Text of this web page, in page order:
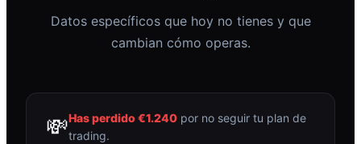
Datos específicos que hoy no tienes y que
cambian cómo operas.
💸Has perdido €1.240 por no seguir tu plan de
trading.